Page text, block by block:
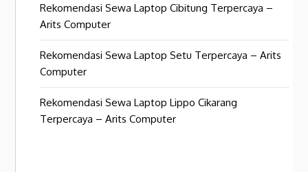
Rekomendasi Sewa Laptop Cibitung Terpercaya –
Arits Computer
Rekomendasi Sewa Laptop Setu Terpercaya – Arits
Computer
Rekomendasi Sewa Laptop Lippo Cikarang
Terpercaya – Arits Computer